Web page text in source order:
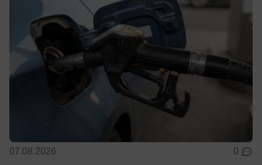
07.08.2026 0